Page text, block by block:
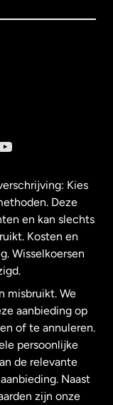
Kies
Deze
en kan slechts
Kosten en
Wisselkoersen
misbruikt. We
aanbieding op
of te annuleren.
persoonlijke
de relevante
Naast
zijn onze